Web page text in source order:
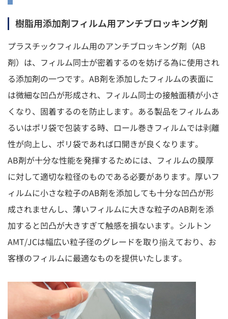
樹脂用添加剤フィルム用アンチブロッキング剤
プラスチックフィルム用のアンチブロッキング剤（AB
剤）は、フィルム同士が密着するのを妨げる為に使用され
る添加剤の一つです。AB剤を添加したフィルムの表面に
は微細な凹凸が形成され、フィルム同士の接触面積が小さ
くなり、固着するのを防止します。ある製品をフィルムあ
るいはポリ袋で包装する時、ロール巻きフィルムでは剥離
性が向上し、ポリ袋であれば口開きが良くなります。
AB剤が十分な性能を発揮するためには、フィルムの膜厚
に対して適切な粒径のものである必要があります。厚いフ
ィルムに小さな粒子のAB剤を添加しても十分な凹凸が形
成されませんし、薄いフィルムに大きな粒子のAB剤を添
加すると凹凸が大きすぎて触感を損ないます。シルトン
AMT/JCは幅広い粒子径のグレードを取り揃えており、お
客様のフィルムに最適なものを提供いたします。